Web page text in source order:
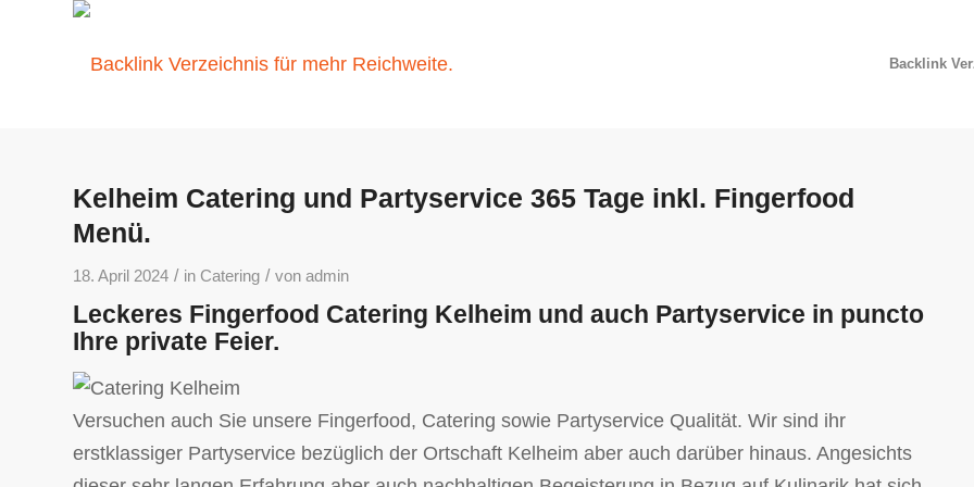
Backlink
Kelheim Catering und Partyservice 365 Tage inkl. Fingerfood
Menü.
18. April 2024 / in Catering / von admin
Leckeres Fingerfood Catering Kelheim und auch Partyservice in puncto
Ihre private Feier.
Versuchen auch Sie unsere Fingerfood, Catering sowie Partyservice Qualität. Wir sind ihr
erstklassiger Partyservice bezüglich der Ortschaft Kelheim aber auch darüber hinaus. Angesichts